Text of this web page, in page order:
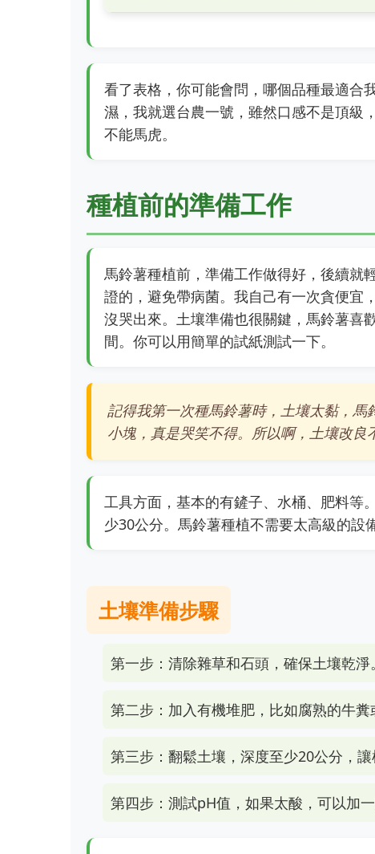
看了表格，你可能會問，哪個品種最適合
濕，我就選台農一號，雖然口感不是頂級
不能馬虎。
種植前的準備工作
馬鈴薯種植前，準備工作做得好，後續就
證的，避免帶病菌。我自己有一次貪便宜
沒哭出來。土壤準備也很關鍵，馬鈴薯喜
間。你可以用簡單的試紙測試一下。
記得我第一次種馬鈴薯時，土壤太黏，
小塊，真是哭笑不得。所以啊，土壤改良
工具方面，基本的有鏟子、水桶、肥料等
少30公分。馬鈴薯種植不需要太高級的設
土壤準備步驟
第一步：清除雜草和石頭，確保土壤乾淨。
第二步：加入有機堆肥，比如腐熟的牛糞
第三步：翻鬆土壤，深度至少20公分，讓
第四步：測試pH值，如果太酸，可以加一